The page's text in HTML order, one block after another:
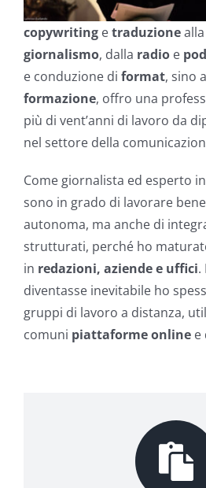
copywritingetraduzionealla
giornalismo, dalla radioe
e conduzione di format, sino
formazione, offro una
più di vent’anni di lavoro da
nel settore della
Come giornalista ed esperto
sono in grado di lavorare
autonoma, ma anche di
strutturati, perché ho
in redazioni, aziende e uffici.
diventasse inevitabile ho
gruppi di lavoro a distanza,
comuni piattaforme onlinee